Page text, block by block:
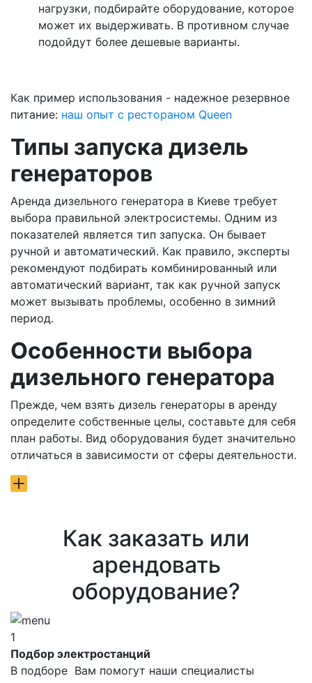
нагрузки, подбирайте оборудование, которое
может их выдерживать. В противном случае
подойдут более дешевые варианты.
Как пример использования - надежное резервное
питание: наш опыт с рестораном Queen
Типы запуска дизель
генераторов
Аренда дизельного генератора в Киеве требует
выбора правильной электросистемы. Одним из
показателей является тип запуска. Он бывает
ручной и автоматический. Как правило, эксперты
рекомендуют подбирать комбинированный или
автоматический вариант, так как ручной запуск
может вызывать проблемы, особенно в зимний
период.
Особенности выбора
дизельного генератора
Прежде, чем взять дизель генераторы в аренду
определите собственные целы, составьте для себя
план работы. Вид оборудования будет значительно
отличаться в зависимости от сферы деятельности.
Как заказать или
арендовать
оборудование?
1
Подбор электростанций
В подборе Вам помогут наши специалисты